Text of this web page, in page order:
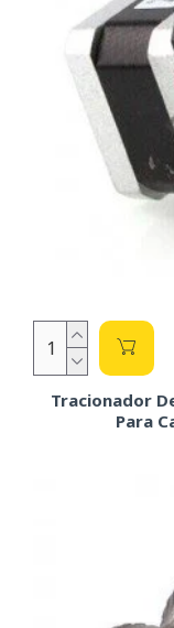
Tracionador
Para